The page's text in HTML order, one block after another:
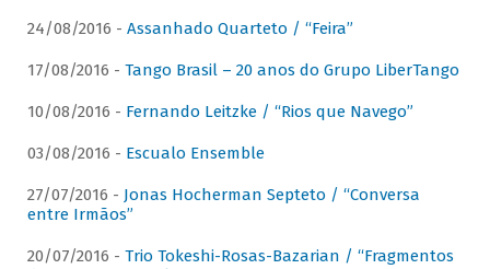
24/08/2016 - Assanhado Quarteto / “Feira”
17/08/2016 - Tango Brasil – 20 anos do Grupo LiberTango
10/08/2016 - Fernando Leitzke / “Rios que Navego”
03/08/2016 - Escualo Ensemble
27/07/2016 - Jonas Hocherman Septeto / “Conversa
entre Irmãos”
20/07/2016 - Trio Tokeshi-Rosas-Bazarian / “Fragmentos